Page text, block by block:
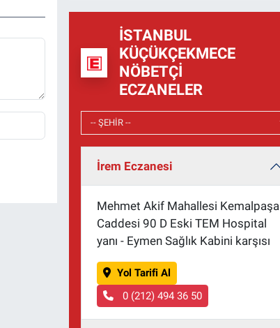
İSTANBUL
KÜÇÜKÇEKMECE
NÖBETÇI
ECZANELER
İrem Eczanesi
Mehmet Akif Mahallesi Kemalpaşa
Caddesi 90 D Eski TEM Hospital
yanı - Eymen Sağlık Kabini karşısı
Yol Tarifi Al
0 (212) 494 36 50